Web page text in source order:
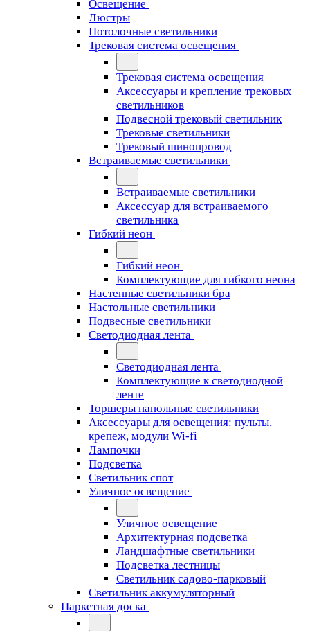
Освещение
Люстры
Потолочные светильники
Трековая система освещения
Трековая система освещения
Аксессуары и крепление трековых
светильников
Подвесной трековый светильник
Трековые светильники
Трековый шинопровод
Встраиваемые светильники
Встраиваемые светильники
Аксессуар для встраиваемого
светильника
Гибкий неон
Гибкий неон
Комплектующие для гибкого неона
Настенные светильники бра
Настольные светильники
Подвесные светильники
Светодиодная лента
Светодиодная лента
Комплектующие к светодиодной
ленте
Торшеры напольные светильники
Аксессуары для освещения: пульты,
крепеж, модули Wi-fi
Лампочки
Подсветка
Светильник спот
Уличное освещение
Уличное освещение
Архитектурная подсветка
Ландшафтные светильники
Подсветка лестницы
Светильник садово-парковый
Светильник аккумуляторный
Паркетная доска